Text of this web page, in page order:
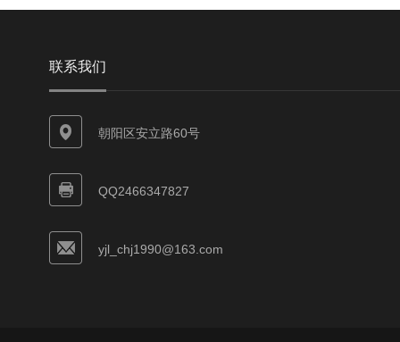
联系我们
朝阳区安立路60号
QQ2466347827
yjl_chj1990@163.com